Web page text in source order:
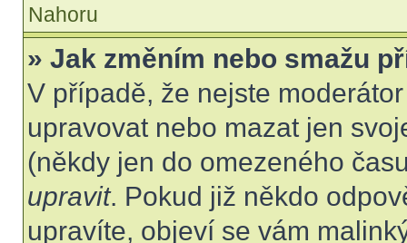
Nahoru
» Jak změním nebo smažu
V případě, že nejste
upravovat nebo mazat jen
(někdy jen do omezeného
upravit. Pokud již někdo
upravíte, objeví se vám